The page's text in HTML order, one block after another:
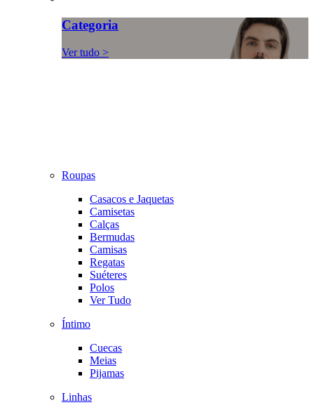
Categoria
Ver tudo >
Roupas
Casacos e Jaquetas
Camisetas
Calças
Bermudas
Camisas
Regatas
Suéteres
Polos
Ver Tudo
Íntimo
Cuecas
Meias
Pijamas
Linhas